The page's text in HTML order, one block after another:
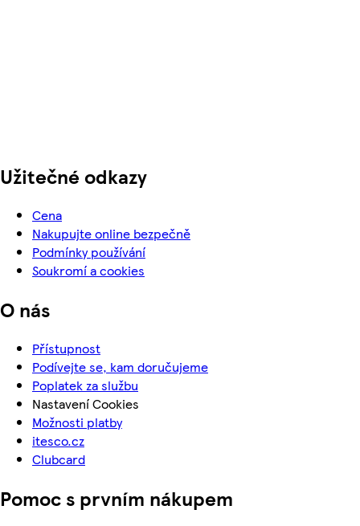
Užitečné odkazy
Cena
Nakupujte online bezpečně
Podmínky používání
Soukromí a cookies
O nás
Přístupnost
Podívejte se, kam doručujeme
Poplatek za službu
Nastavení Cookies
Možnosti platby
itesco.cz
Clubcard
Pomoc s prvním nákupem